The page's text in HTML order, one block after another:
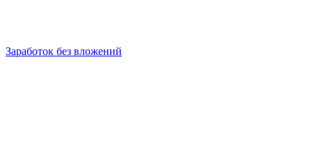
Заработок без вложений